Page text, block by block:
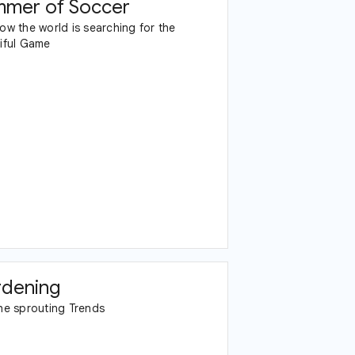
of Soccer
the world is searching for the
Game
sprouting Trends